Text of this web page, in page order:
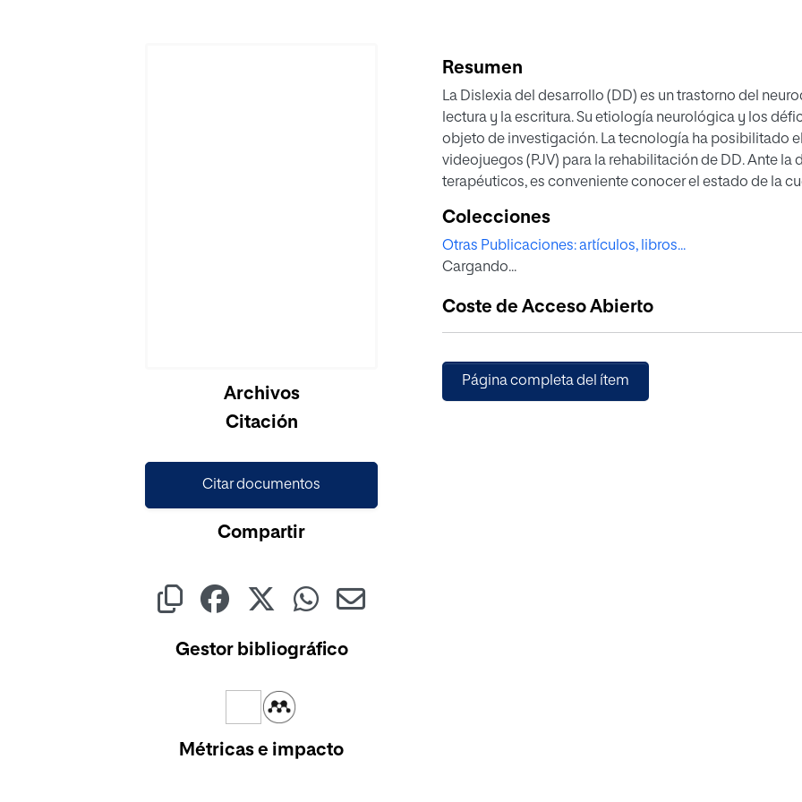
Archivos
Citación
Citar documentos
Compartir
Gestor bibliográfico
Métricas e impacto
Resumen
La Dislexia del desarrollo (DD) es un trastorno del
lectura y la escritura. Su etiología neurológica y los
objeto de investigación. La tecnología ha posibilitado
videojuegos (PJV) para la rehabilitación de DD. Ante
terapéuticos, es conveniente conocer el estado de la
tomar decisiones terapéuticas informadas por parte
hipótesis neurocognitivas, cognitivas y
sobre las intervenciones llevadas a cabo desde cuatro
científica publicada y orientados a la DD. Se identifican
GraphoGame, Jellys, DytectiveU y Minecraft. Los PJV
concluye que, a pesar de que la intervención directa
aplicaciones constituyen un refuerzo didáctico útil y
Colecciones
Otras Publicaciones: artículos, libros...
Cargando...
Coste de Acceso Abierto
Página completa del ítem